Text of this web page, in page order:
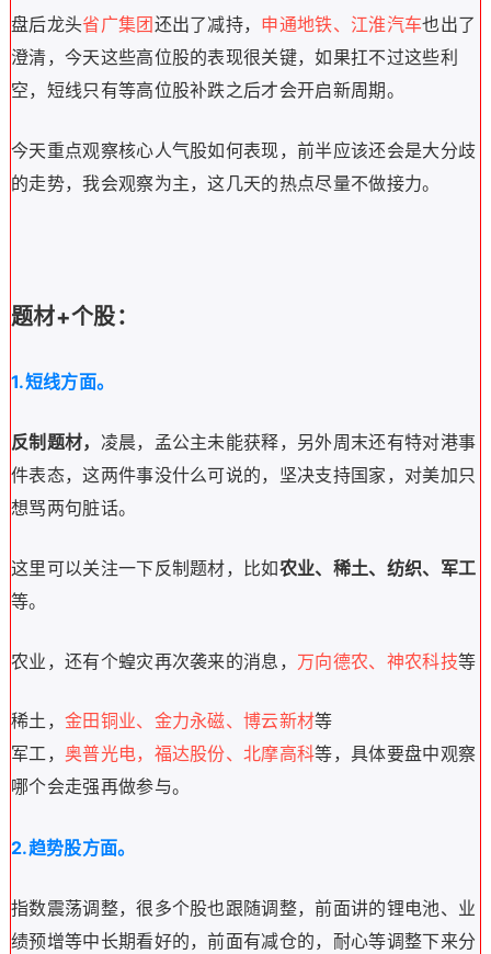
盘后龙头省广集团还出了减持， 申通地铁、江淮汽车也出了
澄清，今天这些高位股的表现很关键，如果扛不过这些利
空，短线只有等高位股补跌之后才会开启新周期。
今天重点观察核心人气股如何表现，前半应该还会是大分歧
的走势，我会观察为主，这几天的热点尽量不做接力。
题材+个股：
1.短线方面。
反制题材， 凌晨，孟公主未能获释，另外周末还有特对港事
件表态，这两件事没什么可说的，坚决支持国家，对美加只
想骂两句脏话。
这里可以关注一下反制题材，比如农业、稀土、纺织、军工
等。
农业，还有个蝗灾再次袭来的消息， 万向德农、神农科技等
稀土， 金田铜业、金力永磁、博云新材等
军工， 奥普光电，福达股份、北摩高科等，具体要盘中观察
哪个会走强再做参与。
2.趋势股方面。
指数震荡调整，很多个股也跟随调整，前面讲的锂电池、业
绩预增等中长期看好的，前面有减仓的，耐心等调整下来分